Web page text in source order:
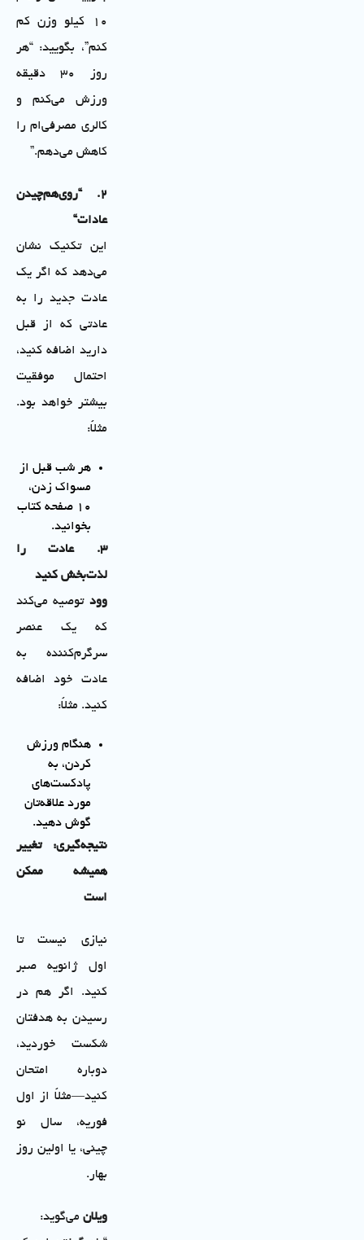
۱۰ کیلو وزن کم
کنم”، بگویید: “هر
روز ۳۰ دقیقه
ورزش می‌کنم و
کالری مصرفی‌ام را
کاهش می‌دهم.”
۲. “روی‌هم‌چیدن
عادات“
این تکنیک نشان
می‌دهد که اگر یک
عادت جدید را به
عادتی که از قبل
دارید اضافه کنید،
احتمال موفقیت
بیشتر خواهد بود.
مثلاً:
هر شب قبل از
مسواک زدن،
۱۰ صفحه کتاب
بخوانید.
۳.عادت را
لذت‌بخش کنید
وود توصیه می‌کند
که یک عنصر
سرگرم‌کننده به
عادت خود اضافه
کنید. مثلاً:
هنگام ورزش
کردن، به
پادکست‌های
مورد علاقه‌تان
گوش دهید.
نتیجه‌گیری: تغییر
همیشه ممکن
است
نیازی نیست تا
اول ژانویه صبر
کنید. اگر هم در
رسیدن به هدفتان
شکست خوردید،
دوباره امتحان
کنید—مثلاً از اول
فوریه، سال نو
چینی، یا اولین روز
بهار.
ویلان می‌گوید: